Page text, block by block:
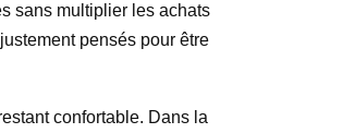
sans multiplier les achats
pensés pour être
confortable. Dans la